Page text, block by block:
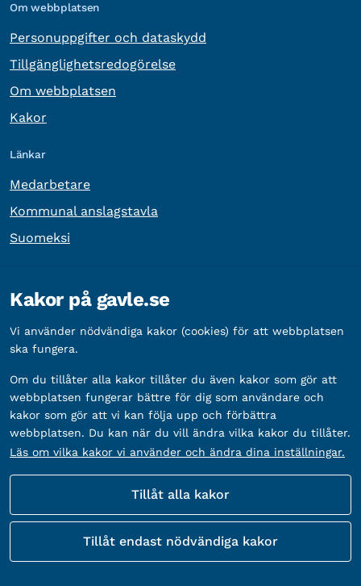
Om webbplatsen
Personuppgifter och dataskydd
Tillgänglighetsredogörelse
Om webbplatsen
Kakor
Länkar
Medarbetare
Kommunal anslagstavla
Suomeksi
Organisationsnummer: 212000-2338
Bankgironummer: 5888-2333
Fler sätt att följa oss
Kakor på gavle.se
Vi använder nödvändiga kakor (cookies) för att webbplatsen
ska fungera.
Om du tillåter alla kakor tillåter du även kakor som gör att
webbplatsen fungerar bättre för dig som användare och
kakor som gör att vi kan följa upp och förbättra
webbplatsen. Du kan när du vill ändra vilka kakor du tillåter.
Läs om vilka kakor vi använder och ändra dina inställningar.
Tillåt alla kakor
Tillåt endast nödvändiga kakor